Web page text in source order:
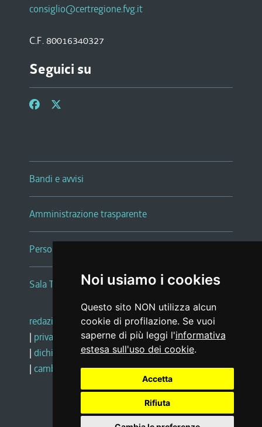
Noi usiamo i cookies
Questo sito NON utilizza alcun
cookie di profilazione. Se vuoi
saperne di più leggi l'informativa
estesa sull'uso dei cookie.
Accetta
Rifiuta
consiglio@certregione.fvg.it
C.F. 80016340327
Seguici su
Bandi e avvisi
Amministrazione trasparente
Persone e Uffici
Sala Tiziano Tessitori
redazione web |note legali |glossario
| privacy
social media policy
| dichiarazione di accessibilità |feedback
| cambio preferenze cookie
Realizzato da